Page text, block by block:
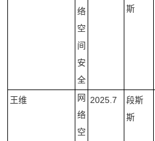
络
空
间
安
全
斯
王维
网
络
空
2025.7
段斯
斯